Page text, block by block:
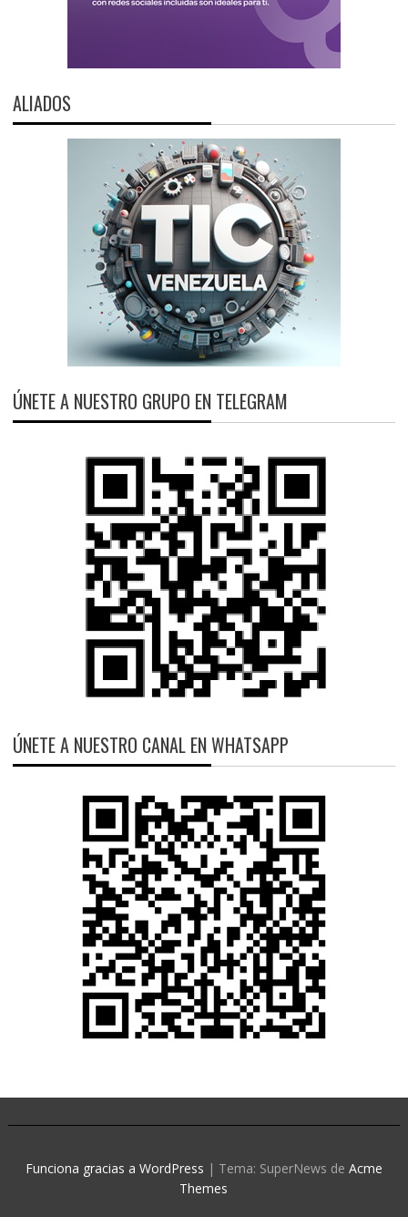
ALIADOS
ÚNETE A NUESTRO GRUPO EN TELEGRAM
ÚNETE A NUESTRO CANAL EN WHATSAPP
Funciona gracias a WordPress | Tema: SuperNews de Acme
Themes